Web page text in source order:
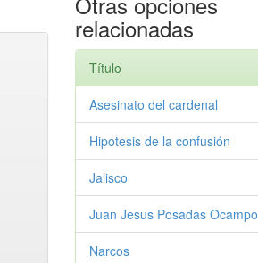
relacionadas
Título
Asesinato del cardenal
Hipotesis de la confusión
Jalisco
Juan Jesus Posadas Ocampo
Narcos